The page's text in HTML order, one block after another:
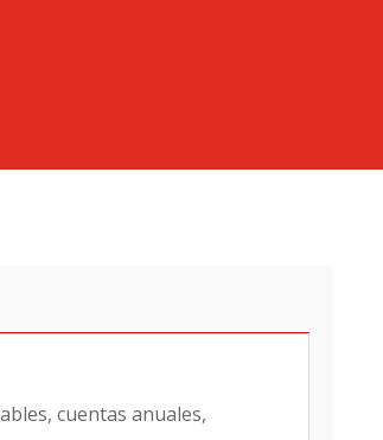
cuentas anuales,